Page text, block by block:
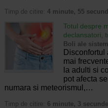
Timp de citire: 4 minute, 55
Totul despre
declansatori,
Boli ale
Disconfortul
mai
la adulti si
pot afecta
numara si meteorismul,…
Timp de citire: 6 minute, 3 secunde